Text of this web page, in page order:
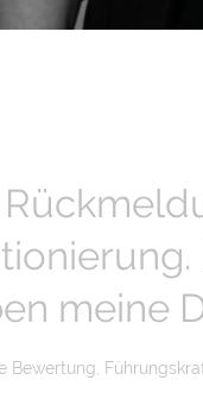
meine
Bewertung,